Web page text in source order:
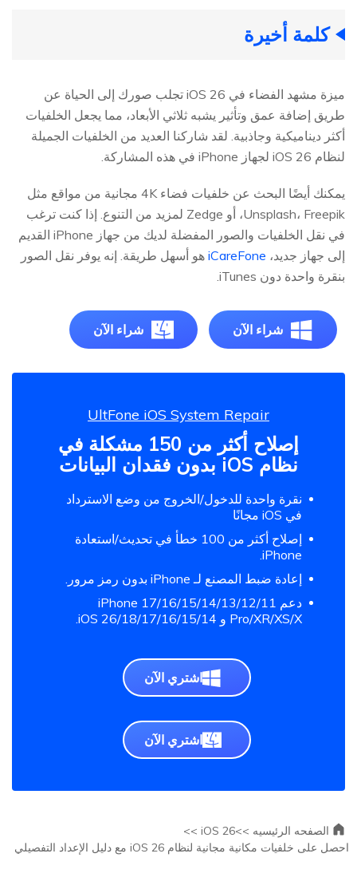
كلمة أخيرة
ميزة مشهد الفضاء في iOS 26 تجلب صورك إلى الحياة عن
طريق إضافة عمق وتأثير يشبه ثلاثي الأبعاد، مما يجعل الخلفيات
أكثر ديناميكية وجاذبية. لقد شاركنا العديد من الخلفيات الجميلة
لنظام iOS 26 لجهاز iPhone في هذه المشاركة.
يمكنك أيضًا البحث عن خلفيات فضاء 4K مجانية من مواقع مثل
Unsplash، Freepik، أو Zedge لمزيد من التنوع. إذا كنت ترغب
في نقل الخلفيات والصور المفضلة لديك من جهاز iPhone القديم
إلى جهاز جديد، iCareFone هو أسهل طريقة. إنه يوفر نقل الصور
بنقرة واحدة دون iTunes.
شراء الآن شراء الآن
UltFone iOS System Repair
إصلاح أكثر من 150 مشكلة في
نظام iOS بدون فقدان البيانات
نقرة واحدة للدخول/الخروج من وضع الاسترداد
في iOS مجانًا
إصلاح أكثر من 100 خطأ في تحديث/استعادة
iPhone.
إعادة ضبط المصنع لـ iPhone بدون رمز مرور.
دعم iPhone 17/16/15/14/13/12/11
Pro/XR/XS/X و iOS 26/18/17/16/15/14.
اشتري الآن
اشتري الآن
الصفحه الرئيسيه >>iOS 26 >>
احصل على خلفيات مكانية مجانية لنظام iOS 26 مع دليل الإعداد التفصيلي